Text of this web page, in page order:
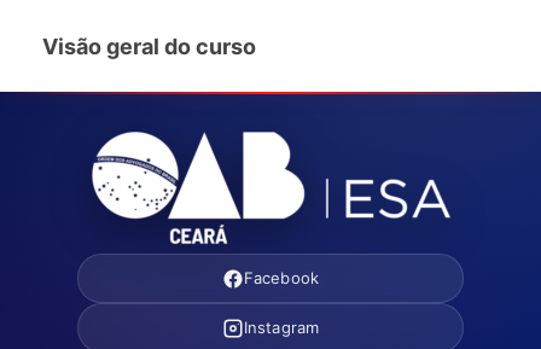
Visão geral do curso
Facebook
Instagram